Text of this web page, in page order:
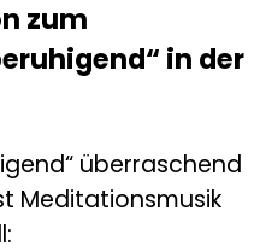
zum
in der
überraschend
Meditationsmusik